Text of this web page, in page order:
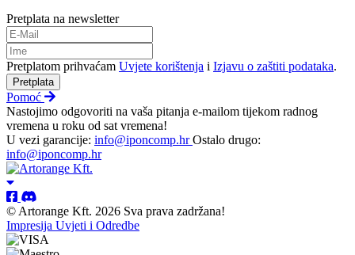
Pretplata na newsletter
Pretplatom prihvaćam Uvjete korištenja i Izjavu o zaštiti podataka.
Pretplata
Pomoć
Nastojimo odgovoriti na vaša pitanja e-mailom tijekom radnog
vremena u roku od sat vremena!
U vezi garancije: info@iponcomp.hrOstalo drugo:
info@iponcomp.hr
© Artorange Kft. 2026 Sva prava zadržana!
Impresija Uvjeti i Odredbe